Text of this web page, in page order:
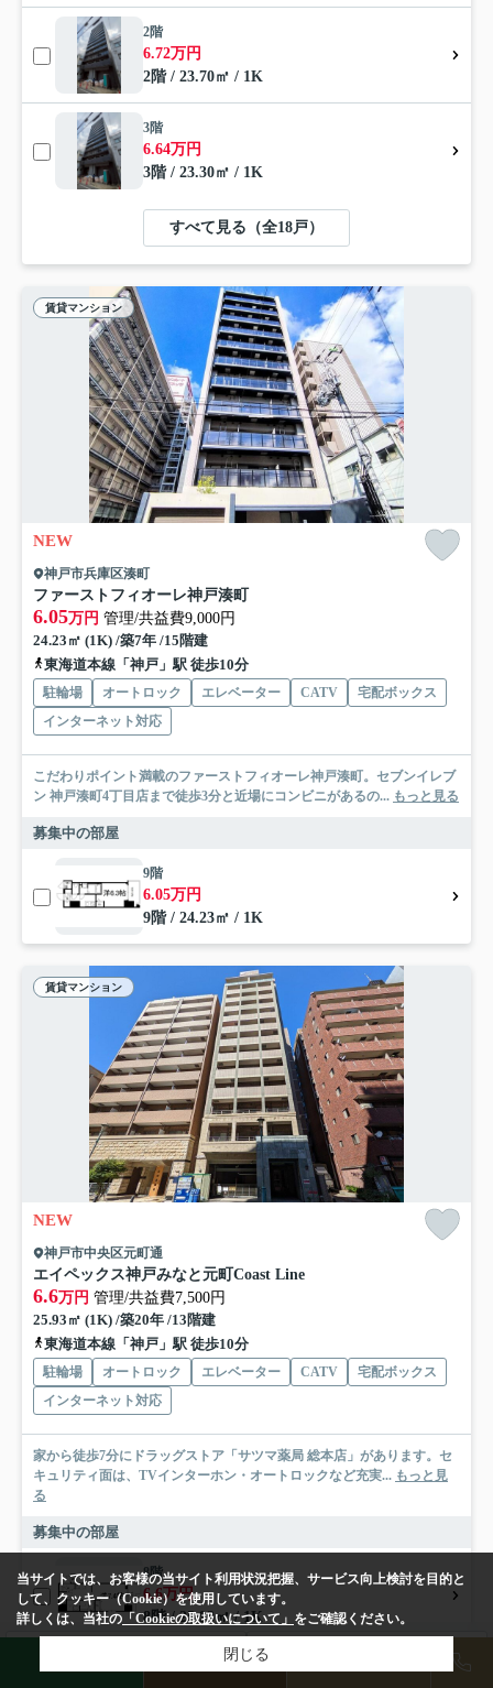
物件検索
2階
6.72万円
2階 / 23.70㎡ / 1K
3階
6.64万円
3階 / 23.30㎡ / 1K
すべて見る（全18戸）
賃貸マンション
NEW
神戸市兵庫区湊町
ファーストフィオーレ神戸湊町
6.05万円 管理/共益費9,000円
24.23㎡ (1K) /築7年 /15階建
東海道本線「神戸」駅 徒歩10分
駐輪場 オートロック エレベーター CATV
宅配ボックス
インターネット対応
こだわりポイント満載のファーストフィオーレ神戸湊町。セブンイレブ
ン 神戸湊町4丁目店まで徒歩3分と近場にコンビニがあるの... もっと見る
募集中の部屋
9階
6.05万円
9階 / 24.23㎡ / 1K
賃貸マンション
NEW
神戸市中央区元町通
エイペックス神戸みなと元町Coast Line
6.6万円 管理/共益費7,500円
25.93㎡ (1K) /築20年 /13階建
東海道本線「神戸」駅 徒歩10分
駐輪場 オートロック エレベーター CATV
宅配ボックス
インターネット対応
家から徒歩7分にドラッグストア「サツマ薬局 総本店」があります。セ
キュリティ面は、TVインターホン・オートロックなど充実... もっと見
る
募集中の部屋
8階
6.6万円
8階 / 25.93㎡ / 1K
当サイトでは、お客様の当サイト利用状況把握、サービス向上検討を目的と
して、クッキー（Cookie）を使用しています。
詳しくは、当社の 「Cookieの取扱いについて」 をご確認ください。
閉じる